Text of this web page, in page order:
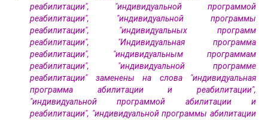
реабилитации", "индивидуальной программой
реабилитации", "индивидуальной программы
реабилитации", "индивидуальных программ
реабилитации", "Индивидуальная программа
реабилитации", "индивидуальным программам
реабилитации", "индивидуальной программе
реабилитации" заменены на слова "индивидуальная
программа абилитации и реабилитации",
"индивидуальной программой абилитации и
реабилитации", "индивидуальной программы абилитации